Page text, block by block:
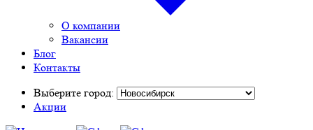
О компании
Вакансии
Блог
Контакты
Выберите город:
Акции